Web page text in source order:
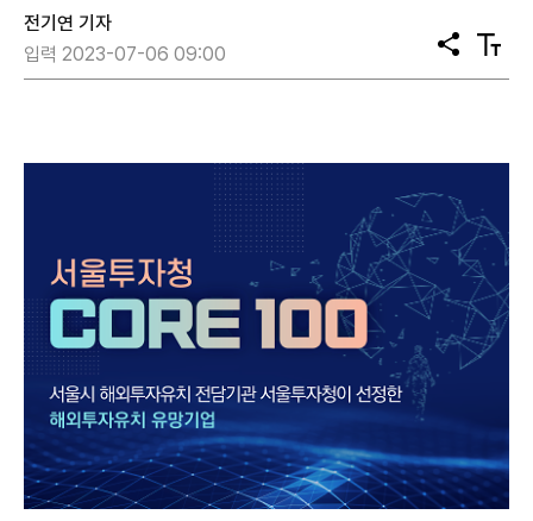
전기연 기자
입력 2023-07-06 09:00
공
유
텍
스